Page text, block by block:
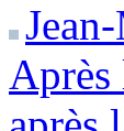
Après